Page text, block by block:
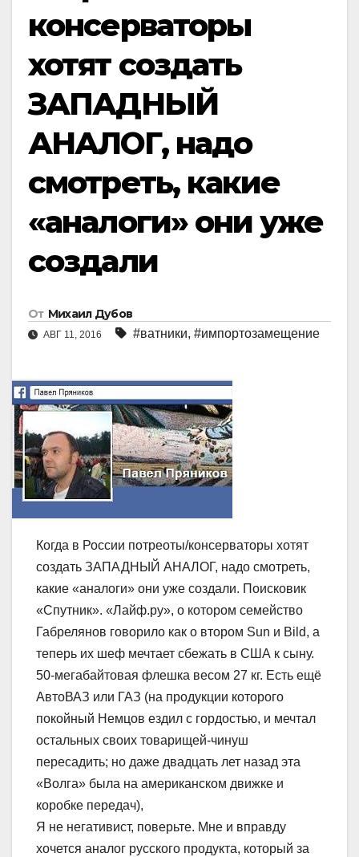
консерваторы
хотят создать
ЗАПАДНЫЙ
АНАЛОГ, надо
смотреть, какие
«аналоги» они уже
создали
От Михаил Дубов
АВГ 11, 2016 #ватники, #импортозамещение
Когда в России потреоты/консерваторы хотят
создать ЗАПАДНЫЙ АНАЛОГ, надо смотреть,
какие «аналоги» они уже создали. Поисковик
«Спутник». «Лайф.ру», о котором семейство
Габрелянов говорило как о втором Sun и Bild, а
теперь их шеф мечтает сбежать в США к сыну.
50-мегабайтовая флешка весом 27 кг. Есть ещё
АвтоВАЗ или ГАЗ (на продукции которого
покойный Немцов ездил с гордостью, и мечтал
остальных своих товарищей-чинуш
пересадить; но даже двадцать лет назад эта
«Волга» была на американском движке и
коробке передач),
Я не негативист, поверьте. Мне и вправду
хочется аналог русского продукта, который за